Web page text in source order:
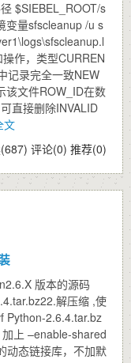
$SIEBEL_ROOT/s
变量sfscleanup /u s
作，类型CURREN
记录完全一致NEW
该文件ROW_ID在数
直接删除INVALID
文
评论(0) 推荐(0)
版本的源码
解压缩 ,使
Python-2.6.4.tar.bz
上 –enable-shared
动态链接库，不加默